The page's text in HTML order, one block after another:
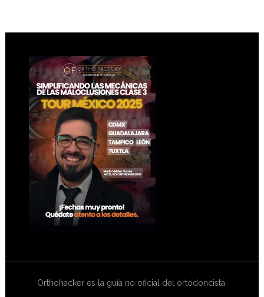
Footer
Orthohacker es la guía no oficial del ortodoncista.